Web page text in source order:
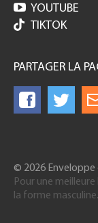
 YOUTUBE
TIKTOK
PARTAGER LA
© 2026 Enveloppe
Pour une
la forme masculine.